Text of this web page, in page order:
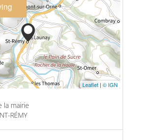
Leaflet |© IGN
la mairie
RÉMY